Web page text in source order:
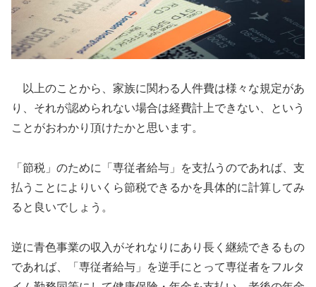
以上のことから、家族に関わる人件費は様々な規定があ
り、それが認められない場合は経費計上できない、という
ことがおわかり頂けたかと思います。
「節税」のために「専従者給与」を支払うのであれば、支
払うことによりいくら節税できるかを具体的に計算してみ
ると良いでしょう。
逆に青色事業の収入がそれなりにあり長く継続できるもの
であれば、「専従者給与」を逆手にとって専従者をフルタ